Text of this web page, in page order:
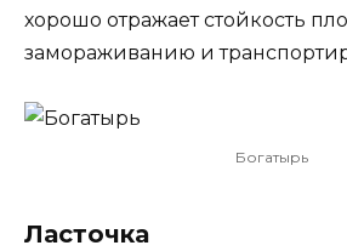
хорошо отражает стойкость
замораживанию и
Богатырь
Ласточка